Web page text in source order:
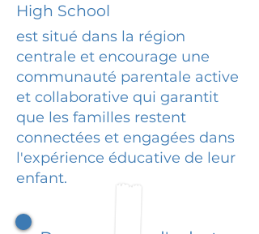
High School
est situé dans la région
centrale et encourage une
communauté parentale active
et collaborative qui garantit
que les familles restent
connectées et engagées dans
l'expérience éducative de leur
enfant.